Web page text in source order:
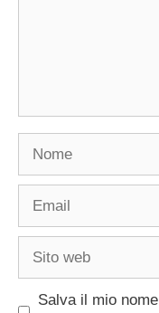
Salva il mio